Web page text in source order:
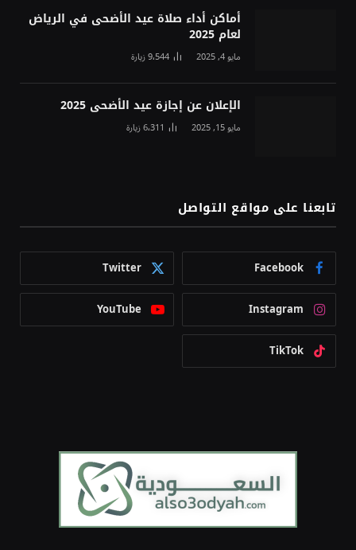
أماكن أداء صلاة عيد الأضحى في الرياض
لعام 2025
مايو 4, 2025 9٬544زيارة
الإعلان عن إجازة عيد الأضحى 2025
مايو 15, 2025 6٬311زيارة
تابعنا على مواقع التواصل
Facebook
Twitter
Instagram
YouTube
TikTok